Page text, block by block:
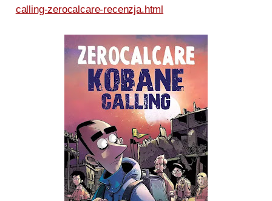
calling-zerocalcare-recenzja.html